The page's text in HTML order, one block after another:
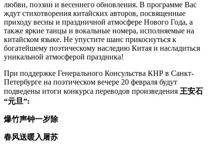
любви, поэзии и весеннего обновления. В программе Вас
ждут стихотворения китайских авторов, посвященные
приходу весны и праздничной атмосфере Нового Года, а
также яркие танцы и вокальные номера, исполняемые на
китайском языке. Не упустите шанс прикоснуться к
богатейшему поэтическому наследию Китая и насладиться
уникальной атмосферой праздника!
При поддержке Генерального Консульства КНР в Санкт-
Петербурге на поэтическом вечере 20 февраля будут
подведены итоги конкурса переводов произведения 王安石
“元旦”:
爆竹声钟一岁除
春风送暖入屠苏